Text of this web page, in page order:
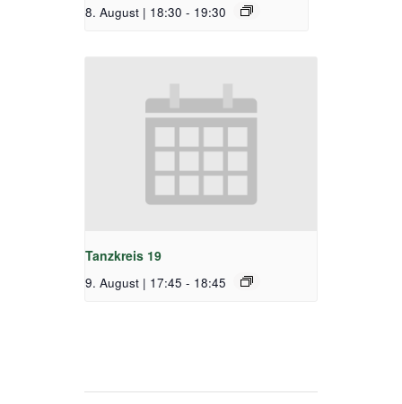
8. August | 18:30 - 19:30
Tanzkreis 19
9. August | 17:45 - 18:45